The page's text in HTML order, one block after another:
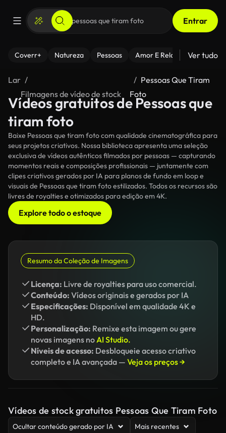
Entrar
Coverr+ Natureza Pessoas Amor E Relacionamentos
Ver tudo
Lar
Filmagens de vídeo de stock
Pessoas Que Tiram
Foto
Vídeos gratuitos de Pessoas que
tiram foto
Baixe Pessoas que tiram foto com qualidade cinematográfica para
seus projetos criativos. Nossa biblioteca apresenta uma seleção
exclusiva de vídeos autênticos filmados por pessoas — capturando
momentos reais e composições profissionais — juntamente com
clipes criativos gerados por IA para planos de fundo em loop e
visuais de Pessoas que tiram foto estilizados. Todos os recursos são
livres de royalties e otimizados para edição em 4K.
Explore todo o estoque
Resumo da Coleção de Imagens
Licença: Livre de royalties para uso comercial.
Conteúdo: Vídeos originais e gerados por IA
Especificações: Disponível em qualidade 4K e
HD.
Personalização: Remixe esta imagem ou gere
novas imagens noAI Studio.
Níveis de acesso: Desbloqueie acesso criativo
completo e IA avançada — Veja os preços →
Vídeos de stock gratuitos Pessoas Que Tiram Foto
Ocultar conteúdo gerado por IA Mais recentes